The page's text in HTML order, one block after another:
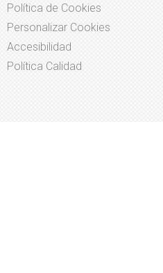
Política de Cookies
Personalizar Cookies
Accesibilidad
Política Calidad